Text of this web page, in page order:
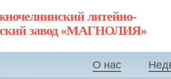
литейно-
завод «МАГНОЛИЯ»
О нас